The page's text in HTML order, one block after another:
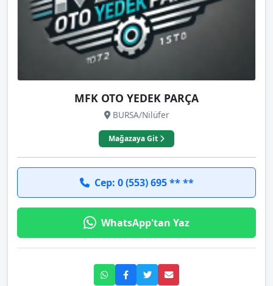
MFK OTO YEDEK PARÇA
BURSA/Nilüfer
Mağazaya Git
Cep: 0 (553) 695 ** **
WhatsApp'tan Yaz